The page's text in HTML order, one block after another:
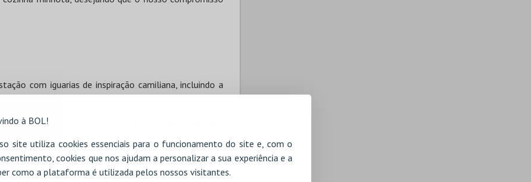
à BOL!
site utiliza cookies essenciais para o funcionamento do site e, com o
cookies que nos ajudam a personalizar a sua experiência e a
como a plataforma é utilizada pelos nossos visitantes.
com iguarias de inspiração camiliana, incluindo a
(Tel.: +351 252 911 700 | E-mail:
máximo por refeição 20; Sob consulta máximo